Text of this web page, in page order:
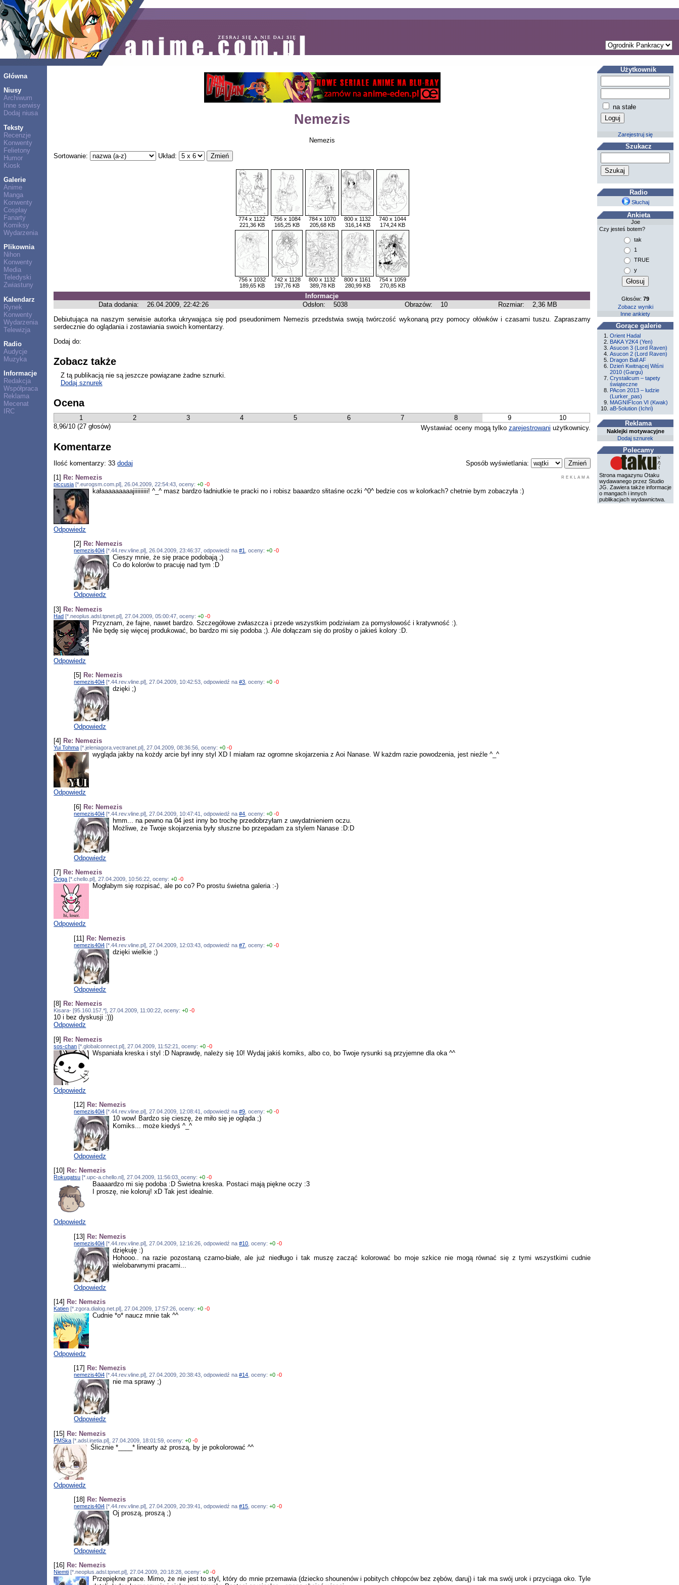
Główna
Niusy
Archiwum
Inne serwisy
Dodaj niusa
Teksty
Recenzje
Konwenty
Felietony
Humor
Kiosk
Galerie
Anime
Manga
Konwenty
Cosplay
Fanarty
Komiksy
Wydarzenia
Plikownia
Nihon
Konwenty
Media
Teledyski
Zwiastuny
Kalendarz
Rynek
Konwenty
Wydarzenia
Telewizja
Radio
Audycje
Muzyka
Informacje
Redakcja
Współpraca
Reklama
Mecenat
IRC
Nemezis
Nemezis
Sortowanie: Układ:
774 x 1122
221,36 KB
756 x 1084
165,25 KB
784 x 1070
205,68 KB
800 x 1132
316,14 KB
740 x 1044
174,24 KB
756 x 1032
189,65 KB
742 x 1128
197,76 KB
800 x 1132
389,78 KB
800 x 1161
280,99 KB
754 x 1059
270,85 KB
Informacje
Data dodania:
26.04.2009, 22:42:26 Odsłon: 5038 Obrazów: 10 Rozmiar:
2,36 MB
Debiutująca na naszym serwisie autorka ukrywająca się pod pseudonimem Nemezis przedstwia swoją twórczość wykonaną przy pomocy ołówków i czasami tuszu. Zapraszamy
serdecznie do oglądania i zostawiania swoich komentarzy.
Dodaj do:
Zobacz także
Z tą publikacją nie są jeszcze powiązane żadne sznurki.
Dodaj sznurek
Ocena
1 2 3 4 5 6 7 8 9
10
Wystawiać oceny mogą tylko zarejestrowani użytkownicy.
8,96/10 (27 głosów)
Komentarze
Sposób wyświetlania:
Ilość komentarzy: 33dodaj
REKLAMA
[1] Re: Nemezis
piccusia [*.eurogsm.com.pl], 26.04.2009, 22:54:43, oceny:+0 -0
kałaaaaaaaaajiiiiiiiii! ^_^ masz bardzo ładniutkie te pracki no i robisz baaardzo słitaśne oczki ^0^ bedzie cos w kolorkach? chetnie bym zobaczyła :)
Odpowiedz
[2] Re: Nemezis
nemezis40i4 [*.44.rev.vline.pl], 26.04.2009, 23:46:37, odpowiedź na#1 , oceny:+0 -0
Cieszy mnie, że się prace podobają ;)
Co do kolorów to pracuję nad tym :D
Odpowiedz
[3] Re: Nemezis
Had [*.neoplus.adsl.tpnet.pl], 27.04.2009, 05:00:47, oceny:+0 -0
Przyznam, że fajne, nawet bardzo. Szczegółowe zwłaszcza i przede wszystkim podziwiam za pomysłowość i kratywność :).
Nie będę się więcej produkować, bo bardzo mi się podoba ;). Ale dołączam się do prośby o jakieś kolory :D.
Odpowiedz
[5] Re: Nemezis
nemezis40i4 [*.44.rev.vline.pl], 27.04.2009, 10:42:53, odpowiedź na#3 , oceny:+0 -0
dzięki ;)
Odpowiedz
[4] Re: Nemezis
Yui Tohma [*.jeleniagora.vectranet.pl], 27.04.2009, 08:36:56, oceny:+0 -0
wygląda jakby na kożdy arcie był inny styl XD I miałam raz ogromne skojarzenia z Aoi Nanase. W każdm razie powodzenia, jest nieźle ^_^
Odpowiedz
[6] Re: Nemezis
nemezis40i4 [*.44.rev.vline.pl], 27.04.2009, 10:47:41, odpowiedź na#4 , oceny:+0 -0
hmm... na pewno na 04 jest inny bo trochę przedobrzyłam z uwydatnieniem oczu.
Możliwe, że Twoje skojarzenia były słuszne bo przepadam za stylem Nanase :D:D
Odpowiedz
[7] Re: Nemezis
Origa [*.chello.pl], 27.04.2009, 10:56:22, oceny:+0 -0
Mogłabym się rozpisać, ale po co? Po prostu świetna galeria :-)
Odpowiedz
[11] Re: Nemezis
nemezis40i4 [*.44.rev.vline.pl], 27.04.2009, 12:03:43, odpowiedź na#7 , oceny:+0 -0
dzięki wielkie ;)
Odpowiedz
[8] Re: Nemezis
Kisara- [95.160.157.*], 27.04.2009, 11:00:22, oceny:+0 -0
10 i bez dyskusji :)))
Odpowiedz
[9] Re: Nemezis
sos-chan [*.globalconnect.pl], 27.04.2009, 11:52:21, oceny:+0 -0
Wspaniała kreska i styl :D Naprawdę, należy się 10! Wydaj jakiś komiks, albo co, bo Twoje rysunki są przyjemne dla oka ^^
Odpowiedz
[12] Re: Nemezis
nemezis40i4 [*.44.rev.vline.pl], 27.04.2009, 12:08:41, odpowiedź na#9, oceny:+0 -0
10 wow! Bardzo się cieszę, że miło się je ogląda ;)
Komiks... może kiedyś ^_^
Odpowiedz
[10] Re: Nemezis
Rokugatsu [*.upc-a.chello.nl], 27.04.2009, 11:56:03, oceny:+0 -0
Baaaardzo mi się podoba :D Świetna kreska. Postaci mają piękne oczy :3
I proszę, nie koloruj! xD Tak jest idealnie.
Odpowiedz
[13] Re: Nemezis
nemezis40i4 [*.44.rev.vline.pl], 27.04.2009, 12:16:26, odpowiedź na#10 , oceny:+0 -0
dziękuję :)
Hohooo.. na razie pozostaną czarno-białe, ale już niedługo i tak muszę zacząć kolorować bo moje szkice nie mogą równać się z tymi wszystkimi cudnie
wielobarwnymi pracami...
Odpowiedz
[14] Re: Nemezis
Katien [*.zgora.dialog.net.pl], 27.04.2009, 17:57:26, oceny:+0 -0
Cudnie *o* naucz mnie tak ^^
Odpowiedz
[17] Re: Nemezis
nemezis40i4 [*.44.rev.vline.pl], 27.04.2009, 20:38:43, odpowiedź na#14 , oceny:+0 -0
nie ma sprawy ;)
Odpowiedz
[15] Re: Nemezis
PMSka [*.adsl.inetia.pl], 27.04.2009, 18:01:59, oceny:+0 -0
Ślicznie *____* linearty aż proszą, by je pokolorować ^^
Odpowiedz
[18] Re: Nemezis
nemezis40i4 [*.44.rev.vline.pl], 27.04.2009, 20:39:41, odpowiedź na#15 , oceny:+0 -0
Oj proszą, proszą ;)
Odpowiedz
[16] Re: Nemezis
Niemti [*.neoplus.adsl.tpnet.pl], 27.04.2009, 20:18:28, oceny:+0 -0
Przepiękne prace. Mimo, że nie jest to styl, który do mnie przemawia (dziecko shounenów i pobitych chłopców bez zębów, daruj) i tak ma swój urok i przyciąga oko. Tyle
Użytkownik
na stałe
Zarejestruj się
Szukacz
Radio
Słuchaj
Ankieta
Joe
Czy jesteś botem?
tak
1
TRUE
y
Głosów:79
Zobacz wyniki
Inne ankiety
Gorące galerie
Orient Hadal
BAKA Y2K4 (Yen)
Asucon 3 (Lord Raven)
Asucon 2 (Lord Raven)
Dragon Ball AF
Dzień Kwitnącej Wiśni
2010 (Gargu)
Crystalicum – tapety
świąteczne
PAcon 2013 – ludzie
(Lurker_pas)
MAGNIFIcon VI (Kwak)
aB-5olution (Ichri)
Reklama
Naklejki motywacyjne
Dodaj sznurek
Polecamy
Strona magazynu Otaku
wydawanego przez Studio
JG. Zawiera także informacje
o mangach i innych
publikacjach wydawnictwa.